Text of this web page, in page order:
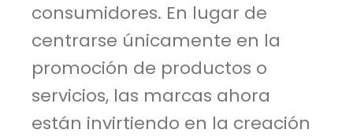
consumidores. En lugar de
centrarse únicamente en la
promoción de productos o
servicios, las marcas ahora
están invirtiendo en la creación